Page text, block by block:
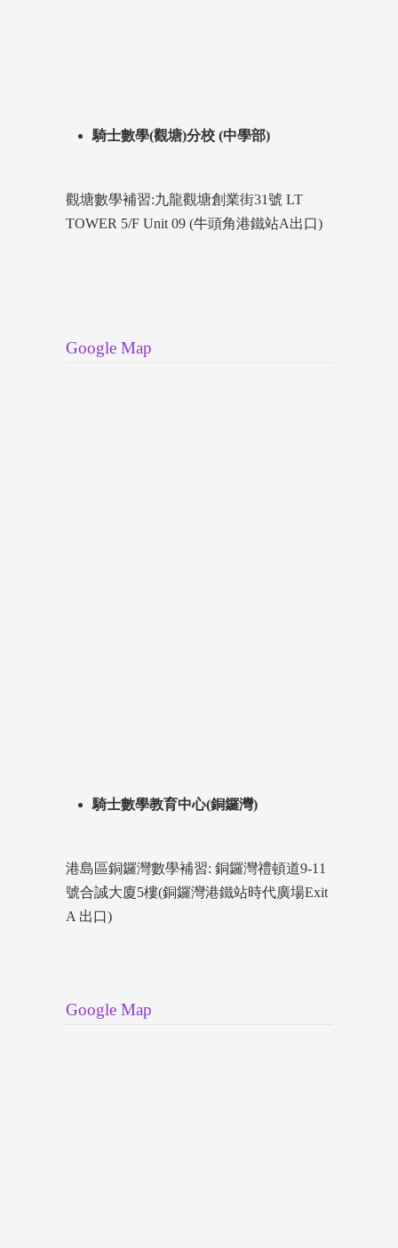
騎士數學(觀塘)分校 (中學部)
觀塘數學補習:九龍觀塘創業街31號 LT
TOWER 5/F Unit 09 (牛頭角港鐵站A出口)
Google Map
騎士數學教育中心(銅鑼灣)
港島區銅鑼灣數學補習: 銅鑼灣禮頓道9-11
號合誠大廈5樓(銅鑼灣港鐵站時代廣場Exit
A 出口)
Google Map